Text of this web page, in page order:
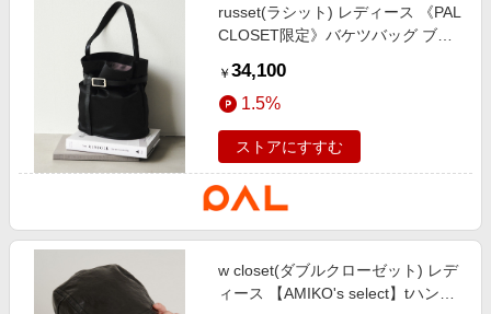
ペット・花・DIY・車
旅行・レジャー・ホテル予約
生活・お役立ち
金融・マネー・保険
デジタルコンテンツ
とことん買い物チャレンジ
Apple公式サイト×楽天カード分割払い
Qoo10メガポ
Samsung ボーナスキャンペーン
週末の高還元 夏の長期版
russet(ラシット) レディース 《PAL
CLOSET限定》バケツバッグ ブラ
￥ 34,100
1.5%
ストアにすすむ
w closet(ダブルクローゼット) レデ
ィース 【AMIKO's select】tハンチ